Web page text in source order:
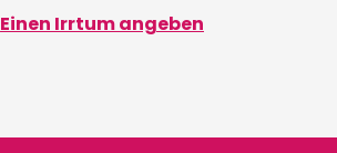
Einen Irrtum angeben